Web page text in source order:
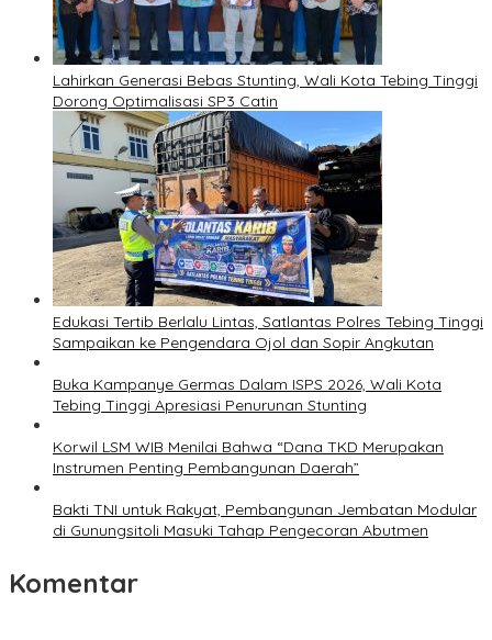
Lahirkan Generasi Bebas Stunting, Wali Kota Tebing Tinggi
Dorong Optimalisasi SP3 Catin
Edukasi Tertib Berlalu Lintas, Satlantas Polres Tebing Tinggi
Sampaikan ke Pengendara Ojol dan Sopir Angkutan
Buka Kampanye Germas Dalam ISPS 2026, Wali Kota
Tebing Tinggi Apresiasi Penurunan Stunting
Korwil LSM WIB Menilai Bahwa “Dana TKD Merupakan
Instrumen Penting Pembangunan Daerah”
Bakti TNI untuk Rakyat, Pembangunan Jembatan Modular
di Gunungsitoli Masuki Tahap Pengecoran Abutmen
Komentar